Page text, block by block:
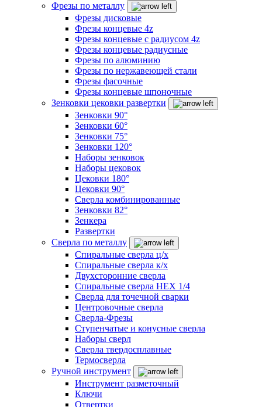
Фрезы по металлу
Фрезы дисковые
Фрезы концевые 4z
Фрезы концевые с радиусом 4z
Фрезы концевые радиусные
Фрезы по алюминию
Фрезы по нержавеющей стали
Фрезы фасочные
Фрезы концевые шпоночные
Зенковки цековки развертки
Зенковки 90°
Зенковки 60°
Зенковки 75°
Зенковки 120°
Наборы зенковок
Наборы цековок
Цековки 180°
Цековки 90°
Сверла комбинированные
Зенковки 82°
Зенкера
Развертки
Сверла по металлу
Спиральные сверла ц/х
Спиральные сверла к/х
Двухсторонние сверла
Спиральные сверла HEX 1/4
Сверла для точечной сварки
Центровочные сверла
Сверла-Фрезы
Ступенчатые и конусные сверла
Наборы сверл
Сверла твердосплавные
Термосверла
Ручной инструмент
Инструмент разметочный
Ключи
Отвертки